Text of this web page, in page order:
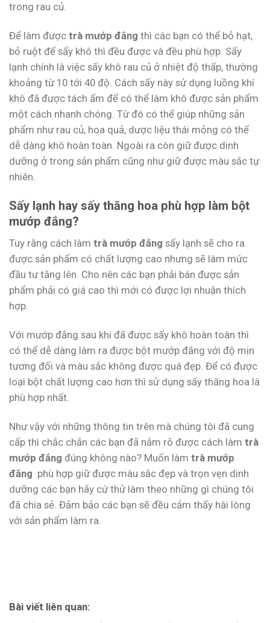
trong rau củ.
Để làm được trà mướp đắng thì các bạn có thể bỏ hạt,
bỏ ruột để sấy khô thì đều được và đều phù hợp. Sấy
lạnh chính là việc sấy khô rau củ ở nhiệt độ thấp, thường
khoảng từ 10 tới 40 độ. Cách sấy này sử dụng luồng khí
khô đã được tách ẩm để có thể làm khô được sản phẩm
một cách nhanh chóng. Từ đó có thể giúp những sản
phẩm như rau củ, hoa quả, dược liệu thái mỏng có thể
dễ dàng khô hoàn toàn. Ngoài ra còn giữ được dinh
dưỡng ở trong sản phẩm cũng như giữ được màu sắc tự
nhiên.
Sấy lạnh hay sấy thăng hoa phù hợp làm bột
mướp đắng?
Tuy rằng cách làm trà mướp đắng sấy lạnh sẽ cho ra
được sản phẩm có chất lượng cao nhưng sẽ làm mức
đầu tư tăng lên. Cho nên các bạn phải bán được sản
phẩm phải có giá cao thì mới có được lợi nhuận thích
hợp.
Với mướp đắng sau khi đã được sấy khô hoàn toàn thì
có thể dễ dàng làm ra được bột mướp đắng với độ mịn
tương đối và màu sắc không được quá đẹp. Để có được
loại bột chất lượng cao hơn thì sử dụng sấy thăng hoa là
phù hợp nhất.
Như vậy với những thông tin trên mà chúng tôi đã cung
cấp thì chắc chắn các bạn đã nắm rõ được cách làm trà
mướp đắng đúng không nào? Muốn làm trà mướp
đắng phù hợp giữ được màu sắc đẹp và trọn vẹn dinh
dưỡng các bạn hãy cứ thử làm theo những gì chúng tôi
đã chia sẻ. Đảm bảo các bạn sẽ đều cảm thấy hài lòng
với sản phẩm làm ra.
Bài viết liên quan: